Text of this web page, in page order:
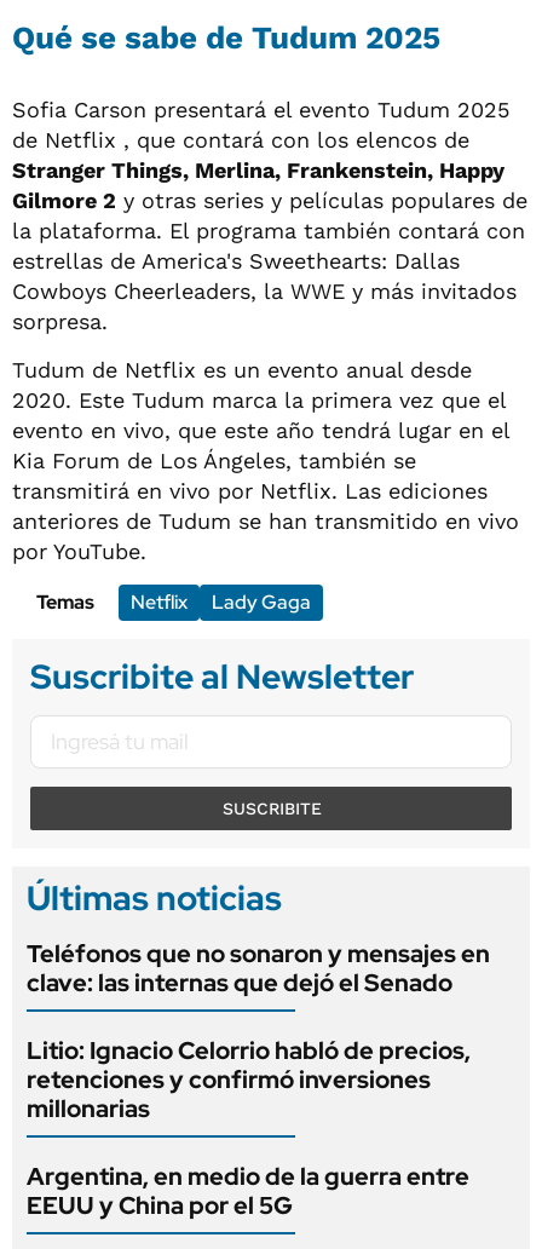
Qué se sabe de Tudum 2025
Sofia Carson presentará el evento Tudum 2025
de Netflix , que contará con los elencos de
Stranger Things, Merlina, Frankenstein, Happy
Gilmore 2 y otras series y películas populares de
la plataforma. El programa también contará con
estrellas de America's Sweethearts: Dallas
Cowboys Cheerleaders, la WWE y más invitados
sorpresa.
Tudum de Netflix es un evento anual desde
2020. Este Tudum marca la primera vez que el
evento en vivo, que este año tendrá lugar en el
Kia Forum de Los Ángeles, también se
transmitirá en vivo por Netflix. Las ediciones
anteriores de Tudum se han transmitido en vivo
por YouTube.
Temas
Netflix Lady Gaga
Suscribite al Newsletter
SUSCRIBITE
Últimas noticias
Teléfonos que no sonaron y mensajes en
clave: las internas que dejó el Senado
Litio: Ignacio Celorrio habló de precios,
retenciones y confirmó inversiones
millonarias
Argentina, en medio de la guerra entre
EEUU y China por el 5G